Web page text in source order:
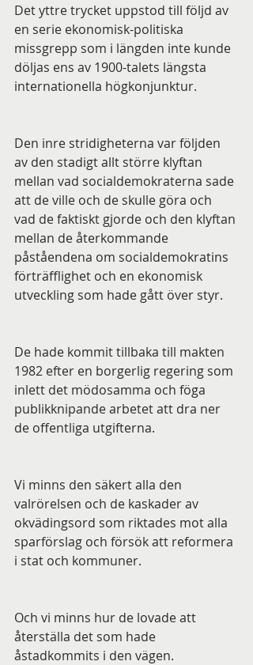
Det yttre trycket uppstod till följd av
en serie ekonomisk-politiska
missgrepp som i längden inte kunde
döljas ens av 1900-talets längsta
internationella högkonjunktur.
Den inre stridigheterna var följden
av den stadigt allt större klyftan
mellan vad socialdemokraterna sade
att de ville och de skulle göra och
vad de faktiskt gjorde och den klyftan
mellan de återkommande
påståendena om socialdemokratins
förträfflighet och en ekonomisk
utveckling som hade gått över styr.
De hade kommit tillbaka till makten
1982 efter en borgerlig regering som
inlett det mödosamma och föga
publikknipande arbetet att dra ner
de offentliga utgifterna.
Vi minns den säkert alla den
valrörelsen och de kaskader av
okvädingsord som riktades mot alla
sparförslag och försök att reformera
i stat och kommuner.
Och vi minns hur de lovade att
återställa det som hade
åstadkommits i den vägen.